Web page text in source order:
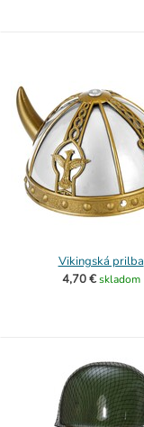
Vikingská prilba
4,70 € skladom